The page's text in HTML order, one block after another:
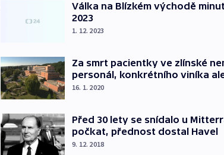
Válka na Blízkém východě
2023
1. 12. 2023
Za smrt pacientky ve zlínské
personál, konkrétního viníka
16. 1. 2020
Před 30 lety se snídalo u
počkat, přednost dostal Havel
9. 12. 2018